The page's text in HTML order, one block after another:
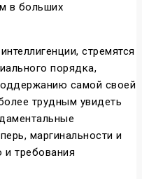
в больших
стремятся
порядка,
самой своей
трудным увидеть
маргинальности и
и требования